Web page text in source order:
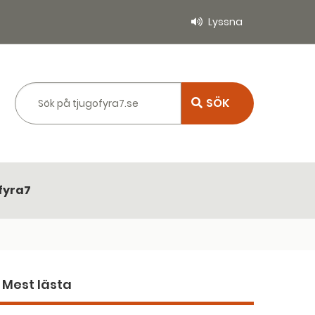
Lyssna
Sök på tjugofyra7.se
Mest lästa